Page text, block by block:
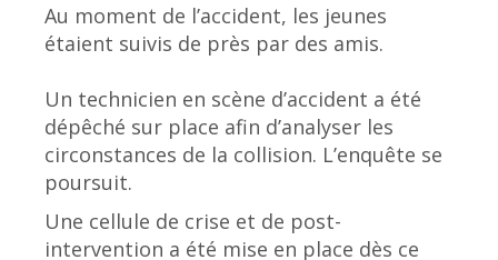
Au moment de l’accident, les jeunes
étaient suivis de près par des amis.
Un technicien en scène d’accident a été
dépêché sur place afin d’analyser les
circonstances de la collision. L’enquête se
poursuit.
Une cellule de crise et de post-
intervention a été mise en place dès ce